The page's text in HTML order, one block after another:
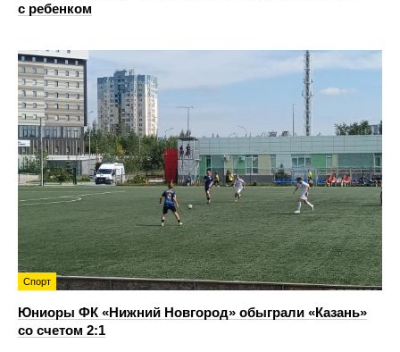
с ребенком
Спорт
Юниоры ФК «Нижний Новгород» обыграли «Казань»
со счетом 2:1